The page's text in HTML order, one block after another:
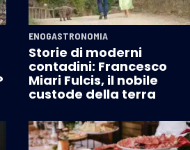
ENOGASTRONOMIA
Storie di moderni
contadini: Francesco
Miari Fulcis, il nobile
custode della terra